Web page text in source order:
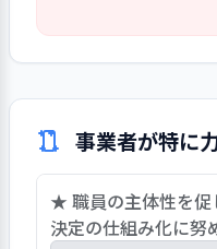
その内容は正規
園でもこれを課
雇用形態に対応
制強化が期待さ
希望者にその内
予定表やポスタ
ながら、ホーム
何枚かの園の外
およその行事の
おり、子育て支
事業者が特に
★ 職員の主体性を促
決定の仕組み化に努